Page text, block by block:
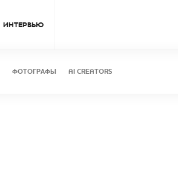
ИНТЕРВЬЮ
ФОТОГРАФЫ AI CREATORS